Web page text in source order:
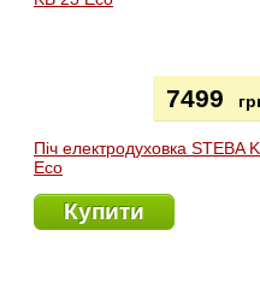
Піч електродуховка STEBA
Eco
7499
Купити